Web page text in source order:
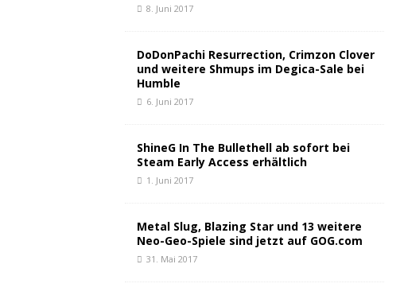
8. Juni 2017
DoDonPachi Resurrection, Crimzon Clover
und weitere Shmups im Degica-Sale bei
Humble
6. Juni 2017
ShineG In The Bullethell ab sofort bei
Steam Early Access erhältlich
1. Juni 2017
Metal Slug, Blazing Star und 13 weitere
Neo-Geo-Spiele sind jetzt auf GOG.com
31. Mai 2017